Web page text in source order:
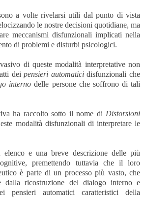
a volte rivelarsi utili dal punto di vista
le nostre decisioni quotidiane, ma
meccanismi disfunzionali implicati nella
di problemi e disturbi psicologici.
di queste modalità interpretative non
deipensieri automaticidisfunzionali che
interno delle persone che soffrono di tali
ha raccolto sotto il nome di Distorsioni
modalità disfunzionali di interpretare le
e una breve descrizione delle più
premettendo tuttavia che il loro
è parte di un processo più vasto, che
dalla ricostruzione del dialogo interno e
pensieri automatici caratteristici della